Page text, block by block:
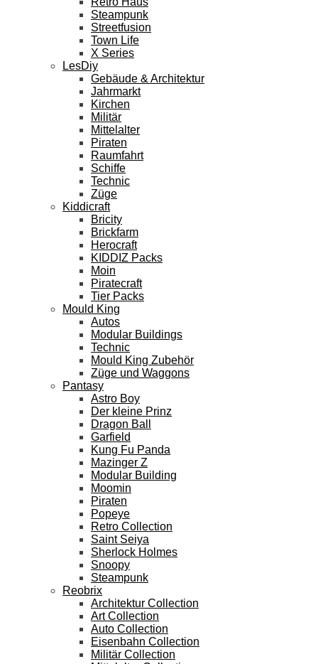
Steampunk
Streetfusion
Town Life
X Series
LesDiy
Gebäude & Architektur
Jahrmarkt
Kirchen
Militär
Mittelalter
Piraten
Raumfahrt
Schiffe
Technic
Züge
Kiddicraft
Bricity
Brickfarm
Herocraft
KIDDIZ Packs
Moin
Piratecraft
Tier Packs
Mould King
Autos
Modular Buildings
Technic
Mould King Zubehör
Züge und Waggons
Pantasy
Astro Boy
Der kleine Prinz
Dragon Ball
Garfield
Kung Fu Panda
Mazinger Z
Modular Building
Moomin
Piraten
Popeye
Retro Collection
Saint Seiya
Sherlock Holmes
Snoopy
Steampunk
Reobrix
Architektur Collection
Art Collection
Auto Collection
Eisenbahn Collection
Militär Collection